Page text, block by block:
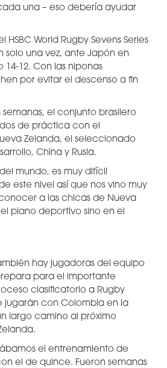
una – eso debería ayudar
World Rugby Sevens Series
solo una vez, ante Japón en
14-12. Con las niponas
por evitar el descenso a fin
semanas, el conjunto brasilero
de práctica con el
Zelanda, el seleccionado
China y Rusia.
mundo, es muy difícil
este nivel así que nos vino muy
a las chicas de Nueva
plano deportivo sino en el
hay jugadoras del equipo
para el importante
clasificatorio a Rugby
jugarán con Colombia en la
largo camino al próximo
el entrenamiento de
el de quince. Fueron semanas